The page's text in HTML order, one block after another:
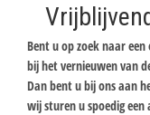
Bent u op zoek naar
bij het vernieuwen van
Dan bent u bij ons aan
wij sturen u spoedig